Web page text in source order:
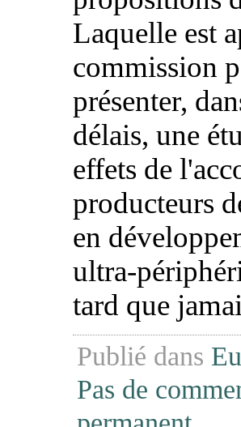
Laquelle est
commission
présenter,
délais, une
effets de
producteurs
en
ultra-
tard que
Publié dans
Pas de